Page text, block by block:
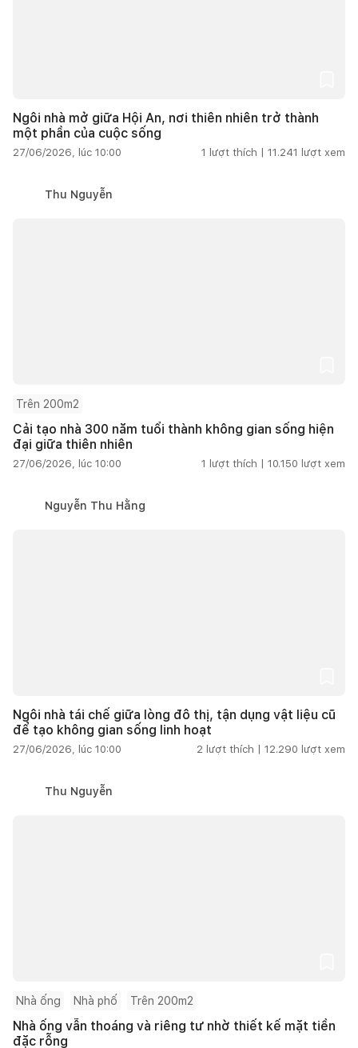
Ngôi nhà mở giữa Hội An, nơi thiên nhiên trở thành
một phần của cuộc sống
27/06/2026, lúc 10:00 1 lượt thích | 11.241 lượt xem
Thu Nguyễn
Trên 200m2
Cải tạo nhà 300 năm tuổi thành không gian sống hiện
đại giữa thiên nhiên
27/06/2026, lúc 10:00 1 lượt thích | 10.150 lượt xem
Nguyễn Thu Hằng
Ngôi nhà tái chế giữa lòng đô thị, tận dụng vật liệu cũ
để tạo không gian sống linh hoạt
27/06/2026, lúc 10:00 2 lượt thích | 12.290 lượt xem
Thu Nguyễn
Nhà ống Nhà phố Trên 200m2
Nhà ống vẫn thoáng và riêng tư nhờ thiết kế mặt tiền
đặc rỗng